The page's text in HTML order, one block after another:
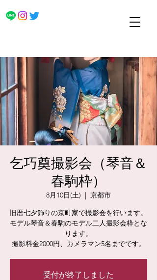
乞巧奠撮影会（琴音＆
春駒枠）
8月10日(土)
  |
京都市
旧暦七夕飾りの京町家で撮影会を行います。
モデル琴音＆春駒のモデル二人撮影会枠とな
ります。
撮影料金2000円、カメラマン5名までです。
受付が終了しました